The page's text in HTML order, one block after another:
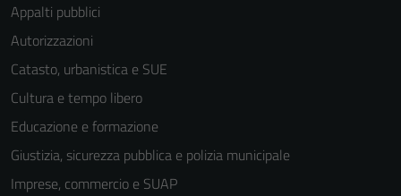
Appalti pubblici
Autorizzazioni
Catasto, urbanistica e SUE
Cultura e tempo libero
Educazione e formazione
Giustizia, sicurezza pubblica e polizia municipale
Imprese, commercio e SUAP